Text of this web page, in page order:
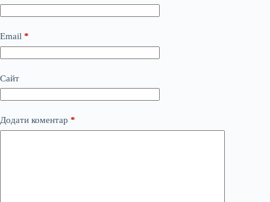
Email *
Сайт
Додати коментар *